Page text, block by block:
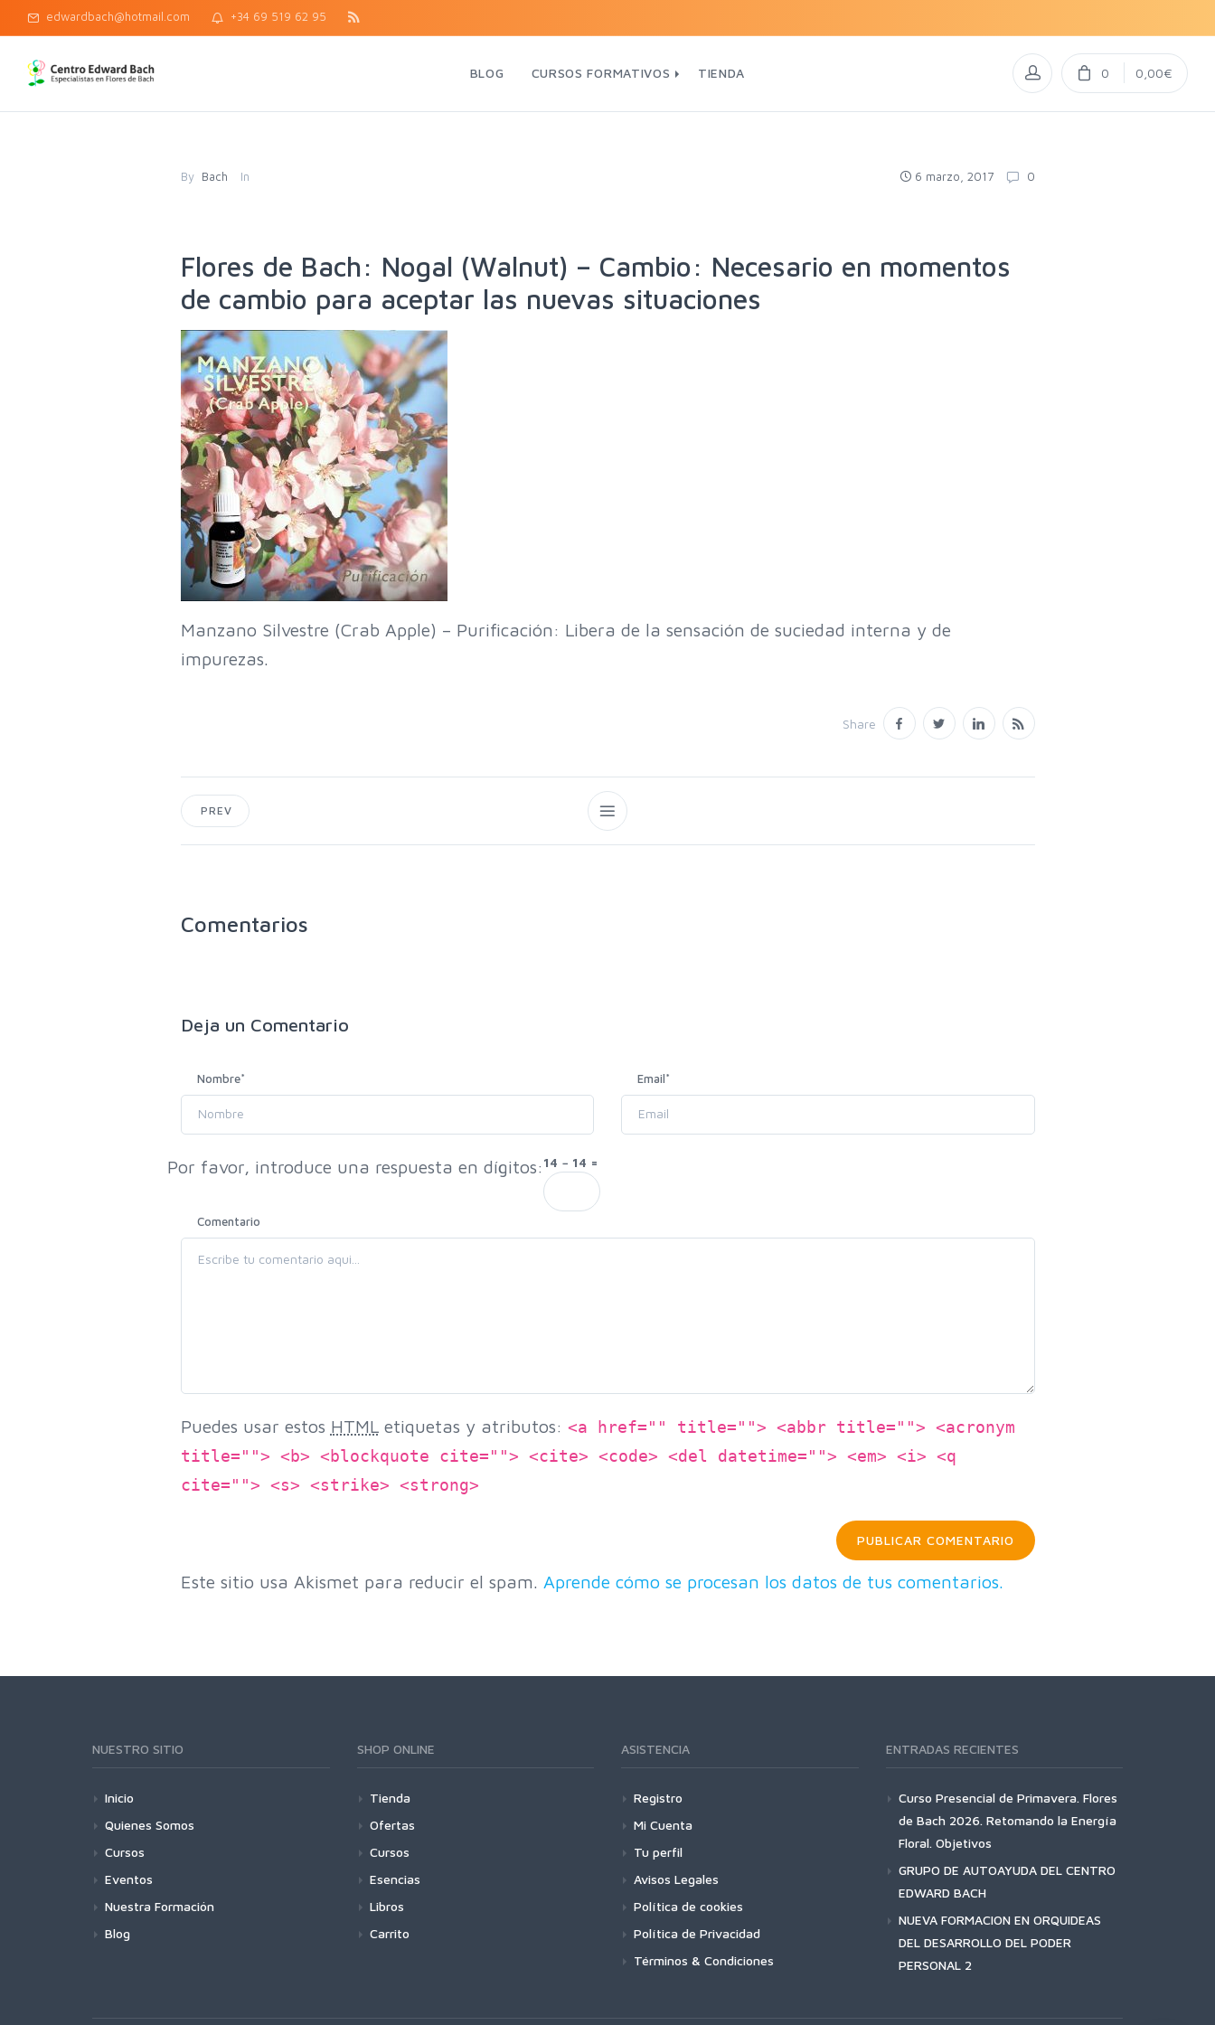
edwardbach@hotmail.com +34 69 519 62 95
BLOG CURSOS FORMATIVOS TIENDA 0 0,00€
By Bach In 6 marzo, 2017 0
Flores de Bach: Nogal (Walnut) – Cambio: Necesario en momentos
de cambio para aceptar las nuevas situaciones
Manzano Silvestre (Crab Apple) – Purificación: Libera de la sensación de suciedad interna y de
impurezas.
Share
PREV
Comentarios
Deja un Comentario
Nombre* Email*
Por favor, introduce una respuesta en dígitos: 14 − 14 =
Comentario
Puedes usar estos HTMLetiquetas y atributos: <a href="" title=""> <abbr title=""> <acronym
title=""> <b> <blockquote cite=""> <cite> <code> <del datetime=""> <em> <i> <q
cite=""> <s> <strike> <strong>
Este sitio usa Akismet para reducir el spam. Aprende cómo se procesan los datos de tus comentarios.
NUESTRO SITIO
Inicio
Quienes Somos
Cursos
Eventos
Nuestra Formación
Blog
SHOP ONLINE
Tienda
Ofertas
Cursos
Esencias
Libros
Carrito
ASISTENCIA
Registro
Mi Cuenta
Tu perfil
Avisos Legales
Política de cookies
Política de Privacidad
Términos & Condiciones
ENTRADAS RECIENTES
Curso Presencial de Primavera. Flores
de Bach 2026. Retomando la Energía
Floral. Objetivos
GRUPO DE AUTOAYUDA DEL CENTRO
EDWARD BACH
NUEVA FORMACION EN ORQUIDEAS
DEL DESARROLLO DEL PODER
PERSONAL 2